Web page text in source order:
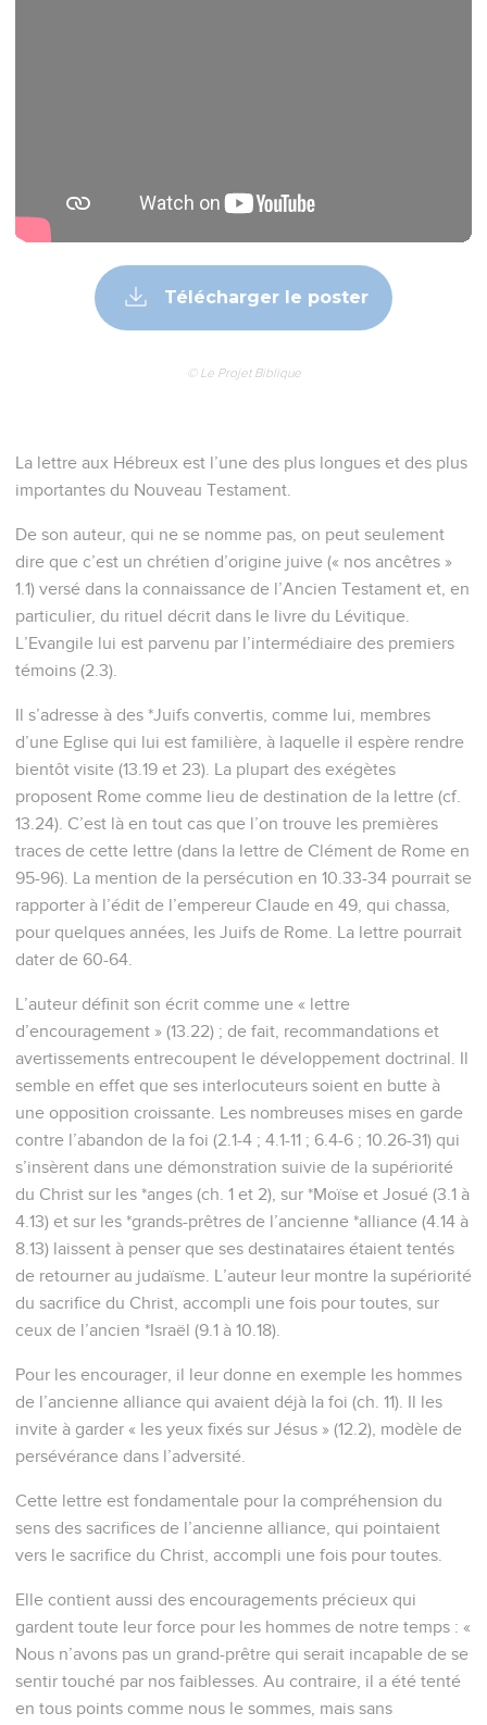
Télécharger le poster
© Le Projet Biblique
La lettre aux Hébreux est l’une des plus longues et des plus
importantes du Nouveau Testament.
De son auteur, qui ne se nomme pas, on peut seulement
dire que c’est un chrétien d’origine juive (« nos ancêtres »
1.1) versé dans la connaissance de l’Ancien Testament et, en
particulier, du rituel décrit dans le livre du Lévitique.
L’Evangile lui est parvenu par l’intermédiaire des premiers
témoins (2.3).
Il s’adresse à des *Juifs convertis, comme lui, membres
d’une Eglise qui lui est familière, à laquelle il espère rendre
bientôt visite (13.19 et 23). La plupart des exégètes
proposent Rome comme lieu de destination de la lettre (cf.
13.24). C’est là en tout cas que l’on trouve les premières
traces de cette lettre (dans la lettre de Clément de Rome en
95-96). La mention de la persécution en 10.33-34 pourrait se
rapporter à l’édit de l’empereur Claude en 49, qui chassa,
pour quelques années, les Juifs de Rome. La lettre pourrait
dater de 60-64.
L’auteur définit son écrit comme une « lettre
d’encouragement » (13.22) ; de fait, recommandations et
avertissements entrecoupent le développement doctrinal. Il
semble en effet que ses interlocuteurs soient en butte à
une opposition croissante. Les nombreuses mises en garde
contre l’abandon de la foi (2.1-4 ; 4.1-11 ; 6.4-6 ; 10.26-31) qui
s’insèrent dans une démonstration suivie de la supériorité
du Christ sur les *anges (ch. 1 et 2), sur *Moïse et Josué (3.1 à
4.13) et sur les *grands-prêtres de l’ancienne *alliance (4.14 à
8.13) laissent à penser que ses destinataires étaient tentés
de retourner au judaïsme. L’auteur leur montre la supériorité
du sacrifice du Christ, accompli une fois pour toutes, sur
ceux de l’ancien *Israël (9.1 à 10.18).
Pour les encourager, il leur donne en exemple les hommes
de l’ancienne alliance qui avaient déjà la foi (ch. 11). Il les
invite à garder « les yeux fixés sur Jésus » (12.2), modèle de
persévérance dans l’adversité.
Cette lettre est fondamentale pour la compréhension du
sens des sacrifices de l’ancienne alliance, qui pointaient
vers le sacrifice du Christ, accompli une fois pour toutes.
Elle contient aussi des encouragements précieux qui
gardent toute leur force pour les hommes de notre temps : «
Nous n’avons pas un grand-prêtre qui serait incapable de se
sentir touché par nos faiblesses. Au contraire, il a été tenté
en tous points comme nous le sommes, mais sans